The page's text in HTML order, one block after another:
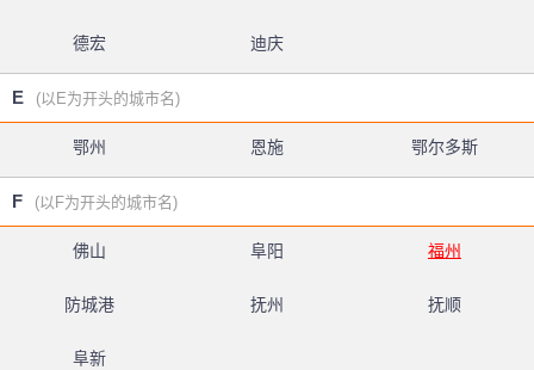
德宏 迪庆
E (以E为开头的城市名)
鄂州 恩施 鄂尔多斯
F (以F为开头的城市名)
佛山 阜阳 福州
防城港 抚州 抚顺
阜新